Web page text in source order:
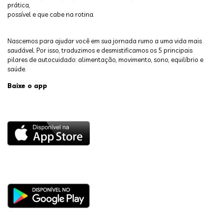
prática,
possível e que cabe na rotina.
Nascemos para ajudar você em sua jornada rumo a uma vida mais
saudável. Por isso, traduzimos e desmistificamos os 5 principais
pilares de autocuidado: alimentação, movimento, sono, equilíbrio e
saúde.
Baixe o app